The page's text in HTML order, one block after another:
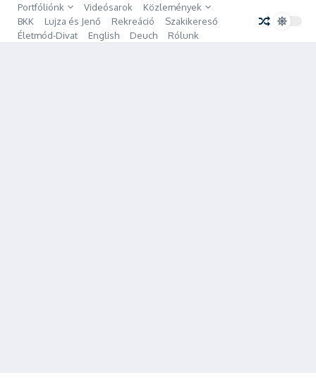
Ugrás a tartalomhoz
Portfóliónk Videósarok
Közlemények
BKK
Lujza és Jenő Rekreáció
Szakikereső
Életmód-Divat
English Deuch Rólunk